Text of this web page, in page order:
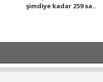
şimdiye kadar 259 sa..